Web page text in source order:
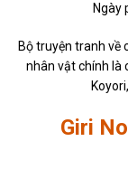
Ngày
Bộ truyện tranh về
nhân vật chính là
Giri